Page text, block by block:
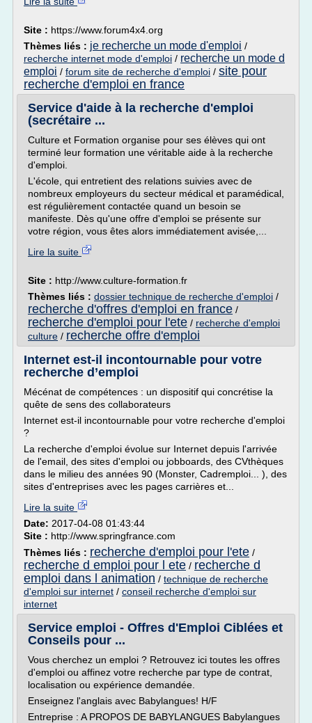
Site : https://www.forum4x4.org
Thèmes liés : je recherche un mode d'emploi /
recherche internet mode d'emploi / recherche un mode d
emploi / forum site de recherche d'emploi / site pour
recherche d'emploi en france
Service d'aide à la recherche d'emploi
(secrétaire ...
Culture et Formation organise pour ses élèves qui ont
terminé leur formation une véritable aide à la recherche
d'emploi.
L'école, qui entretient des relations suivies avec de
nombreux employeurs du secteur médical et paramédical,
est régulièrement contactée quand un besoin se
manifeste. Dès qu'une offre d'emploi se présente sur
votre région, vous êtes alors immédiatement avisée,...
Lire la suite
Site : http://www.culture-formation.fr
Thèmes liés : dossier technique de recherche d'emploi /
recherche d'offres d'emploi en france /
recherche d'emploi pour l'ete / recherche d'emploi
culture / recherche offre d'emploi
Internet est-il incontournable pour votre
recherche d’emploi
Mécénat de compétences : un dispositif qui concrétise la
quête de sens des collaborateurs
Internet est-il incontournable pour votre recherche d'emploi
?
La recherche d'emploi évolue sur Internet depuis l'arrivée
de l'email, des sites d'emploi ou jobboards, des CVthèques
dans le milieu des années 90 (Monster, Cadremploi... ), des
sites d'entreprises avec les pages carrières et...
Lire la suite
Date: 2017-04-08 01:43:44
Site : http://www.springfrance.com
Thèmes liés : recherche d'emploi pour l'ete /
recherche d emploi pour l ete / recherche d
emploi dans l animation / technique de recherche
d'emploi sur internet / conseil recherche d'emploi sur
internet
Service emploi - Offres d'Emploi Ciblées et
Conseils pour ...
Vous cherchez un emploi ? Retrouvez ici toutes les offres
d'emploi ou affinez votre recherche par type de contrat,
localisation ou expérience demandée.
Enseignez l'anglais avec Babylangues! H/F
Entreprise : A PROPOS DE BABYLANGUES Babylangues